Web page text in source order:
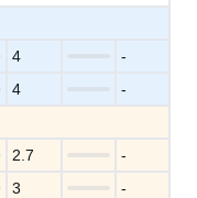
4
-
4
-
2.7
-
3
-